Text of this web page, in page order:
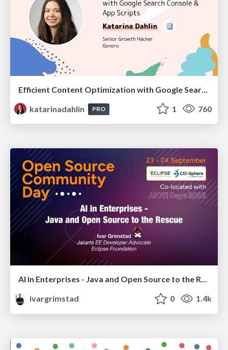
katarinadahlin
PRO 1 760
AI in Enterprises - Java and Open Source to the Rescue
ivargrimstad
0 1.4k